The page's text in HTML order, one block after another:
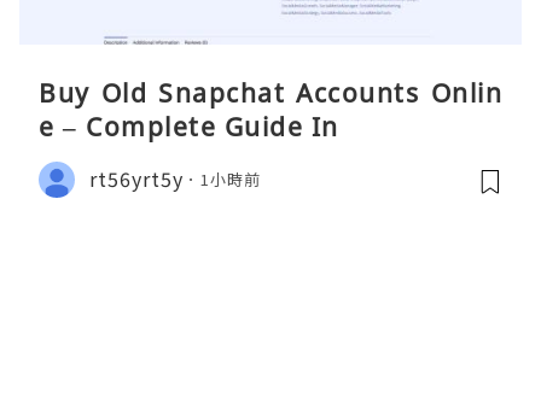
Buy Old Snapchat Accounts Onlin
e – Complete Guide In
rt56yrt5y 1小時前